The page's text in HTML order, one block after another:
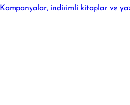
Kampanyalar, indirimli kitaplar ve